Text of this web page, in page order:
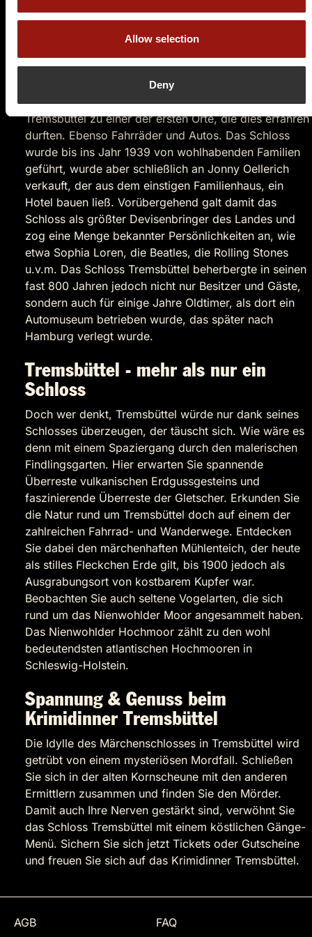
Allow selection
Deny
Stilelemente der Neo-Renaissance und gilt als
typisches Baudenkmal der Gründerzeit. Erbaut wurde
Hans Grisebach und Georg Dinklage. Während die
Elektrizität für die Bewohner der meisten Ortschaften
damals noch ein Fremdbegriff war, gehörte
Tremsbüttel zu einer der ersten Orte, die dies erfahren
durften. Ebenso Fahrräder und Autos. Das Schloss
wurde bis ins Jahr 1939 von wohlhabenden Familien
geführt, wurde aber schließlich an Jonny Oellerich
verkauft, der aus dem einstigen Familienhaus, ein
Hotel bauen ließ. Vorübergehend galt damit das
Schloss als größter Devisenbringer des Landes und
zog eine Menge bekannter Persönlichkeiten an, wie
etwa Sophia Loren, die Beatles, die Rolling Stones
u.v.m. Das Schloss Tremsbüttel beherbergte in seinen
fast 800 Jahren jedoch nicht nur Besitzer und Gäste,
sondern auch für einige Jahre Oldtimer, als dort ein
Automuseum betrieben wurde, das später nach
Hamburg verlegt wurde.
Tremsbüttel - mehr als nur ein
Schloss
Doch wer denkt, Tremsbüttel würde nur dank seines
Schlosses überzeugen, der täuscht sich. Wie wäre es
denn mit einem Spaziergang durch den malerischen
Findlingsgarten. Hier erwarten Sie spannende
Überreste vulkanischen Erdgussgesteins und
faszinierende Überreste der Gletscher. Erkunden Sie
die Natur rund um Tremsbüttel doch auf einem der
zahlreichen Fahrrad- und Wanderwege. Entdecken
Sie dabei den märchenhaften Mühlenteich, der heute
als stilles Fleckchen Erde gilt, bis 1900 jedoch als
Ausgrabungsort von kostbarem Kupfer war.
Beobachten Sie auch seltene Vogelarten, die sich
rund um das Nienwohlder Moor angesammelt haben.
Das Nienwohlder Hochmoor zählt zu den wohl
bedeutendsten atlantischen Hochmooren in
Schleswig-Holstein.
Spannung & Genuss beim
Krimidinner Tremsbüttel
Die Idylle des Märchenschlosses in Tremsbüttel wird
getrübt von einem mysteriösen Mordfall. Schließen
Sie sich in der alten Kornscheune mit den anderen
Ermittlern zusammen und finden Sie den Mörder.
Damit auch Ihre Nerven gestärkt sind, verwöhnt Sie
das Schloss Tremsbüttel mit einem köstlichen Gänge-
Menü. Sichern Sie sich jetzt Tickets oder Gutscheine
und freuen Sie sich auf das Krimidinner Tremsbüttel.
AGB FAQ